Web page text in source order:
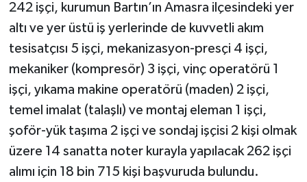
242 işçi, kurumun Bartın’ın Amasra ilçesindeki yer
altı ve yer üstü iş yerlerinde de kuvvetli akım
tesisatçısı 5 işçi, mekanizasyon-presçi 4 işçi,
mekaniker (kompresör) 3 işçi, vinç operatörü 1
işçi, yıkama makine operatörü (maden) 2 işçi,
temel imalat (talaşlı) ve montaj eleman 1 işçi,
şoför-yük taşıma 2 işçi ve sondaj işçisi 2 kişi olmak
üzere 14 sanatta noter kurayla yapılacak 262 işçi
alımı için 18 bin 715 kişi başvuruda bulundu.